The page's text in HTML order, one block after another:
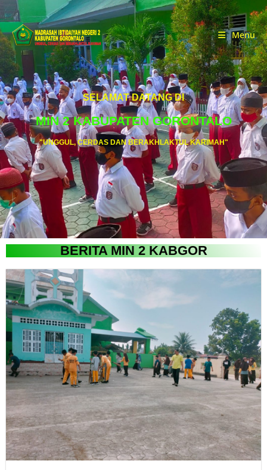
Menu
SELAMAT DATANG DI
MIN 2 KABUPATEN GORONTALO
"UNGGUL, CERDAS DAN BERAKHLAKTUL KARIMAH"
BERITA MIN 2 KABGOR